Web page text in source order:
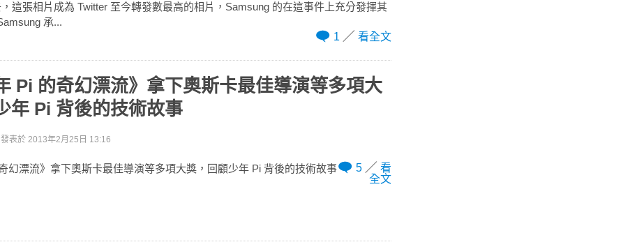
這張相片成為 Twitter 至今轉發數最高的相片，Samsung 的在這事件上充分發揮其
承...
1
看全文
Pi 的奇幻漂流》拿下奧斯卡最佳導演等多項大
年 Pi 背後的技術故事
發表於 2013年2月25日 13:16
幻漂流》拿下奧斯卡最佳導演等多項大獎，回顧少年 Pi 背後的技術故事 5
看
全文